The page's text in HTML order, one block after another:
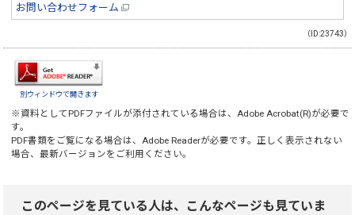
お問い合わせフォーム
（ID:23743）
別ウィンドウで開きます
※資料としてPDFファイルが添付されている場合は、Adobe Acrobat(R)が必要で
す。
PDF書類をご覧になる場合は、Adobe Readerが必要です。正しく表示されない
場合、最新バージョンをご利用ください。
このページを見ている人は、こんなページも見ていま